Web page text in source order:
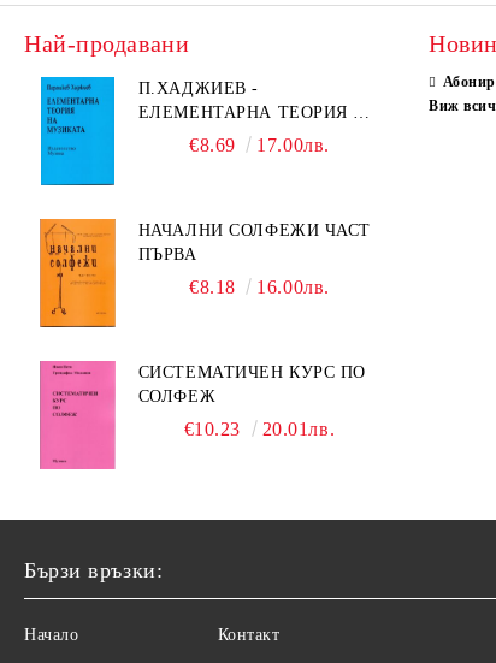
Най-продавани
П.ХАДЖИЕВ -
ЕЛЕМЕНТАРНА ТЕОРИЯ НА
МУЗИКАТА
€8.69 17.00лв.
НАЧАЛНИ СОЛФЕЖИ ЧАСТ
ПЪРВА
€8.18 16.00лв.
СИСТЕМАТИЧЕН КУРС ПО
СОЛФЕЖ
€10.23 20.01лв.
Виж
Бързи връзки:
Начало Контакт